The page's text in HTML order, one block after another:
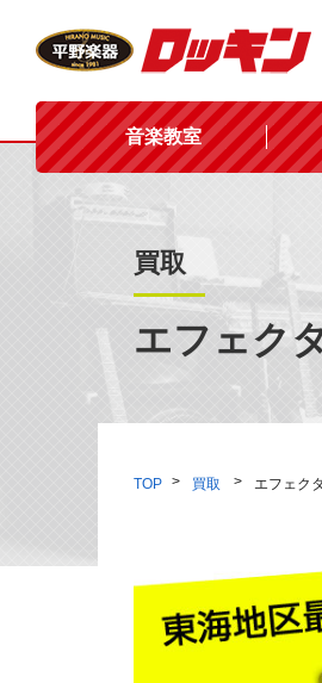
音楽教室
買取
エフェク
TOP 買取 エフェク